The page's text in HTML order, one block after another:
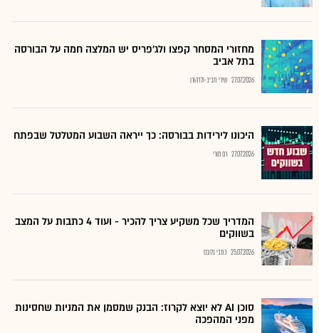
מחזורי המסחר קפצו ולג'פריס יש המלצה חמה על הבורסה
בתל אביב
27.07.2026 שירי חביב-ולדהורן
היכונו לירידות בבורסה: כך ייראה השבוע המטלטל שבפתח
27.07.2026 רם מורי
המדריך שכל משקיע צריך להכיר - ועוד 4 כתבות על המצב
בשווקים
25.07.2026 כתבי גלובס
סוכן AI לא יוצא לקרוז: הבנק שמסמן את המניות שחסינות
מפני המהפכה